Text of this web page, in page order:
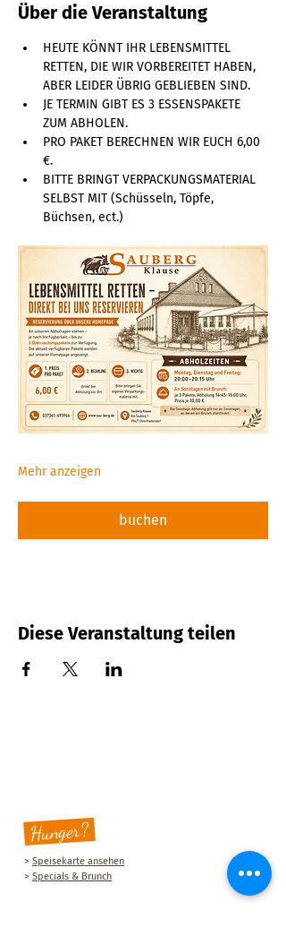
Über die Veranstaltung
HEUTE KÖNNT IHR LEBENSMITTEL
RETTEN, DIE WIR VORBEREITET HABEN,
ABER LEIDER ÜBRIG GEBLIEBEN SIND.
JE TERMIN GIBT ES 3 ESSENSPAKETE
ZUM ABHOLEN.
PRO PAKET BERECHNEN WIR EUCH 6,00
€.
BITTE BRINGT VERPACKUNGSMATERIAL
SELBST MIT (Schüsseln, Töpfe,
Büchsen, ect.)
Mehr anzeigen
buchen
Diese Veranstaltung teilen
Hunger?
> Speisekarte ansehen
> Specials & Brunch